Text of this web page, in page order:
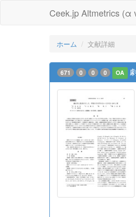
Ceek.jp Altmetrics (α
ホーム 文献詳細
671 0 0 0 OA